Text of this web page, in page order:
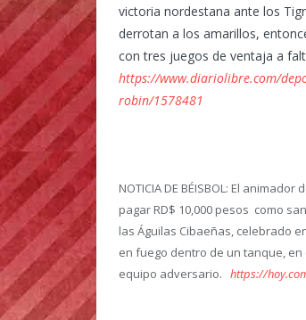
victoria nordestana ante los
derrotan a los amarillos,
con tres juegos de ventaja a
https://www.diariolibre.com/
robin/1578481
NOTICIA DE BÉISBOL: El animador
pagar RD$ 10,000 pesos como
las Águilas Cibaeñas, celebrado
en fuego dentro de un tanque,
equipo adversario. https://